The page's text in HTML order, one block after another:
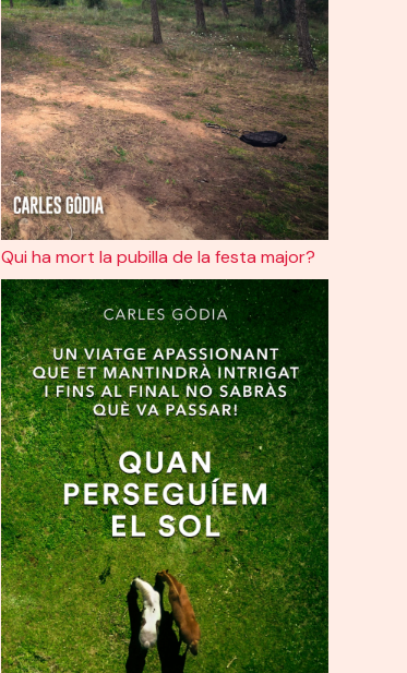
Qui ha mort la pubilla de la festa major?